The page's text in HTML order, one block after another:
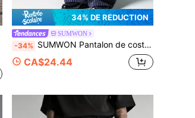
34% DE RÉDUCTION
SUMWON
-34% SUMWON Pantalon de costume à rayures fines marine, coupe ample. Pantalon de tenue professionnelle et formelle, pour le bureau. Coupe droite élégante et taillée pour le travail.
CA$24.44